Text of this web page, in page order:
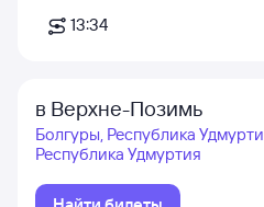
13:34
в Верхне-Позимь
Болгуры, Республика
Республика Удмуртия